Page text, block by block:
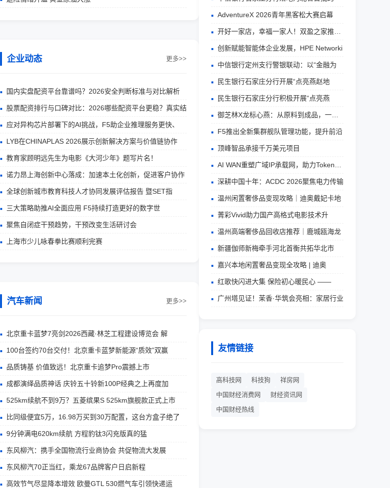
企业动态 更多>>
国内实盘配资平台靠谱吗？2026安全判断标准与对比解析
股票配资排行与口碑对比：2026哪些配资平台更稳？真实结
应对异构芯片部署下的AI挑战，F5助企业推理服务更快、
LYB在CHINAPLAS 2026展示创新解决方案与价值链协作
教育家顾明远先生为电影《大河少年》题写片名！
诺力昂上海创新中心落成：加速本土化创新，促进客户协作
全球创新城市教育科技人才协同发展评估报告 暨SET指
三大策略助推AI全面应用 F5持续打造更好的数字世
聚焦自闭症干预趋势，干预改变生活研讨会
上海市少儿咏春拳比赛顺利完赛
汽车新闻 更多>>
北京重卡蓝梦7亮剑2026西藏·林芝工程建设博览会 解
100台签约70台交付！北京重卡蓝梦新能源“质效”双赢
品质铸基 价值致远！北京重卡追梦Pro震撼上市
成都演绎品质神话 庆铃五十铃新100P经典之上再度加
525km续航不到9万？五菱缤果S 525km旗舰款正式上市
比同级便宜5万，16.98万买到30万配置，这台方盒子绝了
9分钟满电620km续航 方程豹钛3闪充版真的猛
东风柳汽：携手全国物流行业商协会 共促物流大发展
东风柳汽70正当红，乘龙67品牌客户日启新程
高效节气尽显降本增效 欧曼GTL 530燃气车引领快递运
AdventureX 2026青年黑客松大赛启幕
开好一家店，幸福一家人！双盈之家推拿八
创新赋能智能体企业发展，HPE Networki
中信银行定州支行警银联动：以“金融为
民生银行石家庄分行开展“点亮燕赵地
民生银行石家庄分行积极开展“点亮燕
御芝林X龙标心燕：从原料到成品，一瓶即
F5推出全新集群舰队管理功能，提升前沿
顶峰智品承接千万美元项目
AI WAN重塑广域IP承载网，助力Token从D
深耕中国十年：ACDC 2026聚焦电力传输
温州闲置奢侈品变现攻略｜迪奥戴妃卡地
菁彩Vivid助力国产高格式电影技术升
温州高端奢侈品回收店推荐｜鹿城瓯海龙
新疆伽师新梅牵手河北首衡共拓华北市
嘉兴本地闲置奢品变现全攻略 | 迪奥
红歌快闪进大集 保险初心暖民心 ——
广州塔见证！茉香·华筑会亮相：家居行业
友情链接
高科技网 科技狗
祥房网
中国财经消费网
财经资讯网
中国财经热线